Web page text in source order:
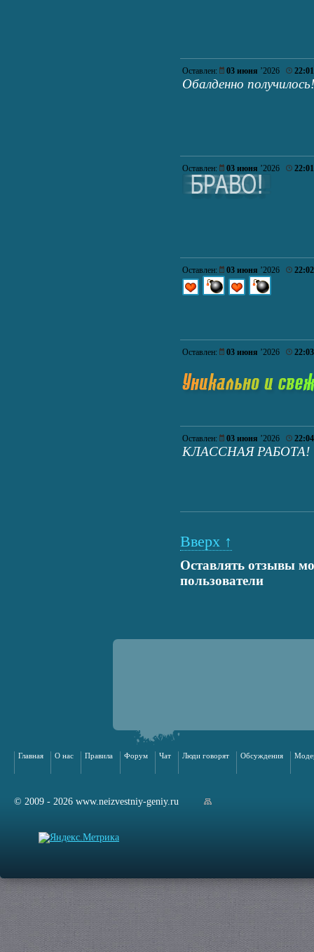
Оставлен: 03 июня ’2026 22:01
Обалденно получилось!
Оставлен: 03 июня ’2026 22:01
Оставлен: 03 июня ’2026 22:02
Оставлен: 03 июня ’2026 22:03
Оставлен: 03 июня ’2026 22:04
КЛАССНАЯ РАБОТА!
Вверх ↑
Оставлять отзывы
пользователи
Главная О нас Правила Форум Чат Люди говорят Обсуждения
© 2009 - 2026 www.neizvestniy-geniy.ru
сайта